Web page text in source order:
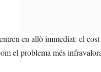
en allò immediat: el
el problema més